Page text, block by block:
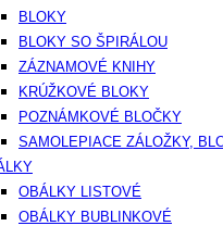
BLOKY
BLOKY SO ŠPIRÁLOU
ZÁZNAMOVÉ KNIHY
KRÚŽKOVÉ BLOKY
POZNÁMKOVÉ BLOČKY
SAMOLEPIACE ZÁLOŽKY,
OBÁLKY LISTOVÉ
OBÁLKY BUBLINKOVÉ